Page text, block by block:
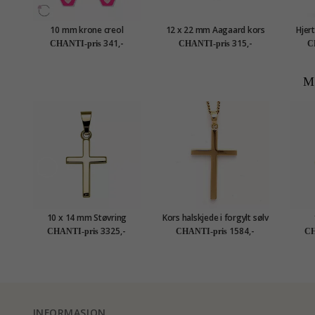
10 mm krone creol
øredobber i sølv - Little
Ones
CHANTI-pris 341,-
12 x 22 mm Aagaard kors
anheng i sølv
CHANTI-pris 315,-
10 x 14 mm Støvring
Design kors anheng i 14
karat gull
CHANTI-pris 3325,-
Kors halskjede i forgylt sølv
med anheng i forgylt sølv
CHANTI-pris 1584,-